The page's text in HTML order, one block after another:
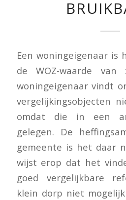
Een woningeigenaar is
de WOZ-waarde
woningeigenaar vindt
vergelijkingsobjecten
omdat die in een
gelegen. De
gemeente is het daar
wijst erop dat het
goed vergelijkbare
klein dorp niet